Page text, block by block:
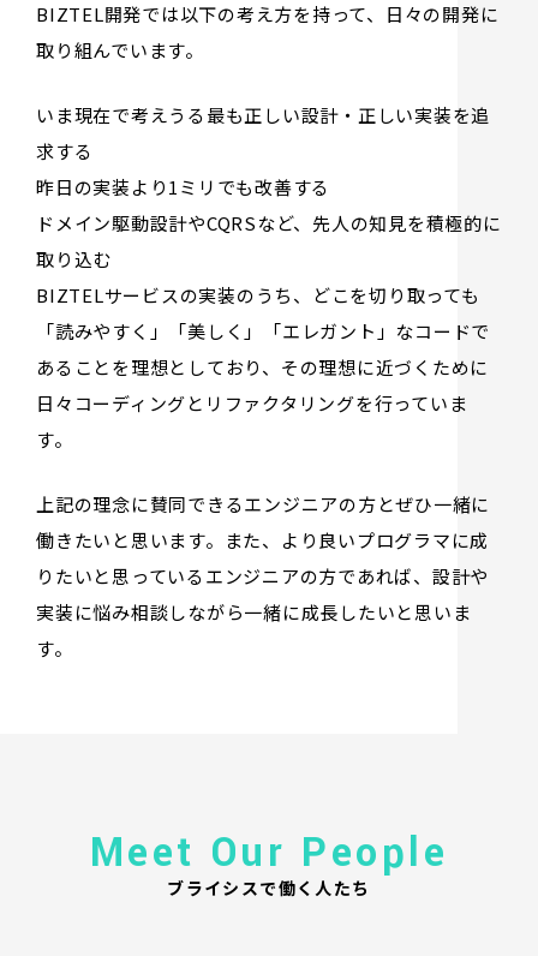
BIZTEL開発では以下の考え方を持って、日々の開発に
取り組んでいます。
いま現在で考えうる最も正しい設計・正しい実装を追
求する
昨日の実装より1ミリでも改善する
ドメイン駆動設計やCQRSなど、先人の知見を積極的に
取り込む
BIZTELサービスの実装のうち、どこを切り取っても
「読みやすく」「美しく」「エレガント」なコードで
あることを理想としており、その理想に近づくために
日々コーディングとリファクタリングを行っていま
す。
上記の理念に賛同できるエンジニアの方とぜひ一緒に
働きたいと思います。また、より良いプログラマに成
りたいと思っているエンジニアの方であれば、設計や
実装に悩み相談しながら一緒に成長したいと思いま
す。
Meet Our People
ブライシスで働く人たち